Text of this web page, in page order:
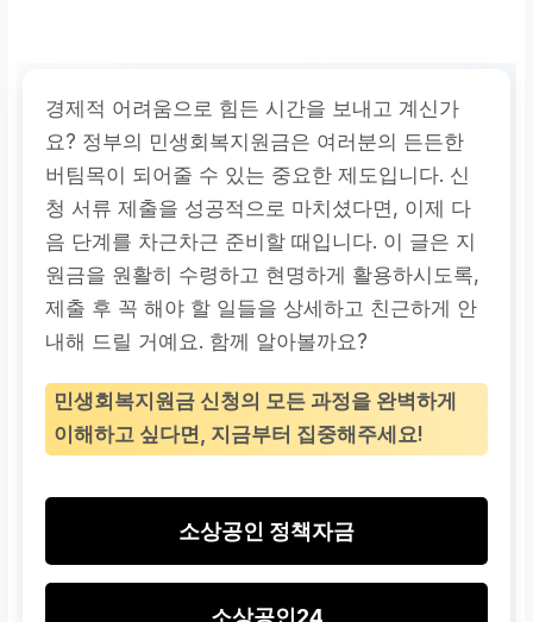
경제적 어려움으로 힘든 시간을 보내고 계신가
요? 정부의 민생회복지원금은 여러분의 든든한
버팀목이 되어줄 수 있는 중요한 제도입니다. 신
청 서류 제출을 성공적으로 마치셨다면, 이제 다
음 단계를 차근차근 준비할 때입니다. 이 글은 지
원금을 원활히 수령하고 현명하게 활용하시도록,
제출 후 꼭 해야 할 일들을 상세하고 친근하게 안
내해 드릴 거예요. 함께 알아볼까요?
민생회복지원금 신청의 모든 과정을 완벽하게
이해하고 싶다면, 지금부터 집중해주세요!
소상공인 정책자금
소상공인24